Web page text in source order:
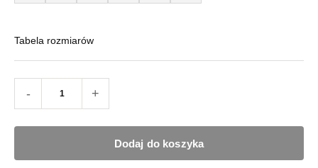
Tabela rozmiarów
- +
Dodaj do koszyka